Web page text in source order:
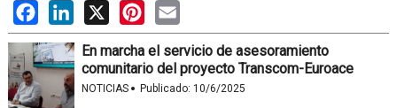
FacebookLinkedIn
X PinterestEmail
En marcha el servicio de asesoramiento
comunitario del proyecto Transcom-Euroace
NOTICIAS · Publicado: 10/6/2025